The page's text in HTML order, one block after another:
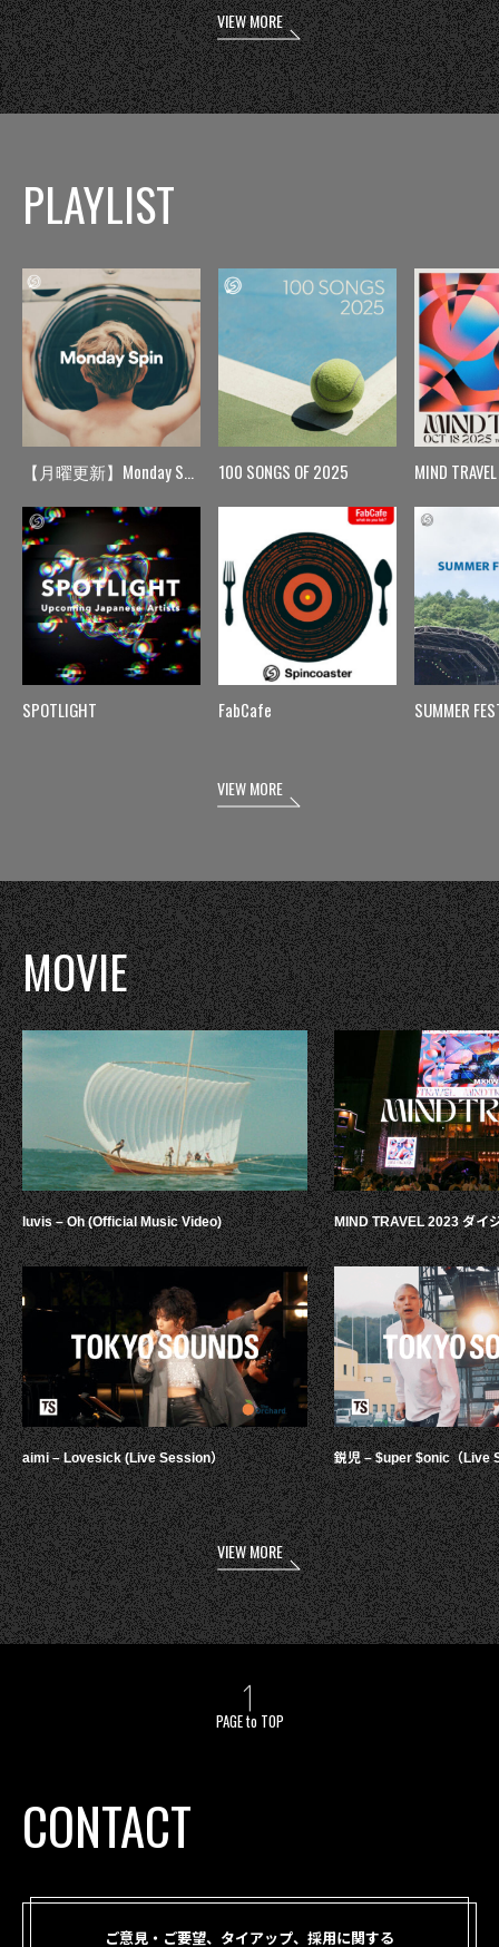
VIEW MORE
PLAYLIST
【月曜更新】Monday Spin
SPOTLIGHT
100 SONGS OF 2025
FabCafe
MIND TRAVEL
SUMMER
VIEW MORE
MOVIE
luvis – Oh (Official Music Video)
aimi – Lovesick (Live Session）
MIND TRAVEL 2023 ダイ
鋭児 – $uper $onic（Live
VIEW MORE
PAGE to TOP
CONTACT
ご意見・ご要望、タイアップ、採用に関する